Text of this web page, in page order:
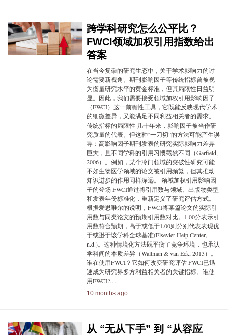
跨学科研究怎么公平比？
FWCI领域加权引用指数给出
答案
在当今复杂的研究生态中，关于学术影响力的讨
论需要新视角。期刊影响因子等传统指标曾被视
为衡量研究水平的黄金标准，但其局限性日益明
显。因此，我们需要接受领域加权引用影响因子
（FWCI）这一前瞻性工具，它既能反映现代学术
的细微差异，又能满足不同利益相关者的需求。
传统指标的局限性 几十年来，影响因子被当作研
究质量的代表。但这种“一刀切”的方法可能产生误
导：高影响因子期刊发表的研究实际影响力差异
巨大，且不同学科的引用习惯截然不同（Garfield,
2006）。例如，某个冷门领域的突破性研究可能
不如生物医学领域的论文被引用频繁，但其推动
知识进步的作用同样深远。 领域加权引用影响因
子的登场 FWCI通过将引用数与领域、出版物类型
和发表年份标准化，重新定义了研究评估方式。
根据爱思唯尔的说明，FWCI将某篇论文的实际引
用数与同类论文的预期引用数对比。1.00分表示引
用数符合预期，高于或低于1.00则分别代表表现优
于或逊于该学科全球基准(Elsevier Help Center,
n.d.)。这种情境化方法既平衡了竞争环境，也承认
学科间的本质差异（Waltman & van Eck, 2013）。
谁在使用FWCI？它如何改变研究评估 FWCI已迅
速成为研究界多方利益相关者的关键指标。谁使
用FWCI?…
10 months ago
从 “无从下手” 到 “从容应